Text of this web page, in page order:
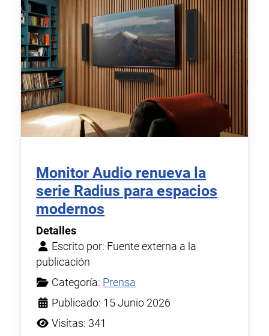
Monitor Audio renueva la
serie Radius para espacios
modernos
Detalles
Escrito por: Fuente externa a la
publicación
Categoría: Prensa
Publicado: 15 Junio 2026
Visitas: 341